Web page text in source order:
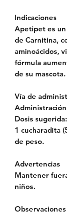
Indicaciones
Apetipet es
de Carnitina,
aminoácidos,
fórmula
de su mascota.
Vía de
Dosis sugerida:
1 cucharadita
de peso.
Advertencias
Mantener
niños.
Observaciones